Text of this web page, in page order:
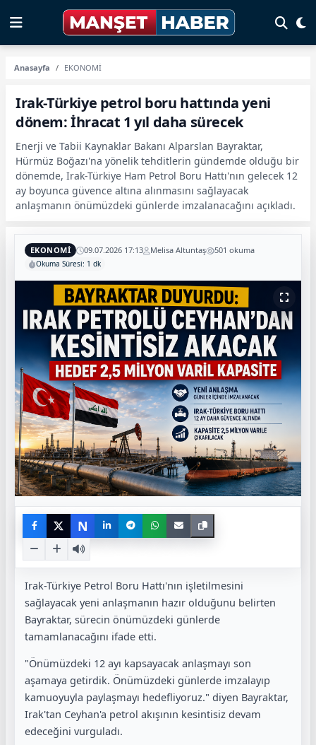
Anasayfa EKONOMİ
Irak-Türkiye petrol boru hattında yeni
dönem: İhracat 1 yıl daha sürecek
Enerji ve Tabii Kaynaklar Bakanı Alparslan Bayraktar,
Hürmüz Boğazı'na yönelik tehditlerin gündemde olduğu bir
dönemde, Irak-Türkiye Ham Petrol Boru Hattı'nın gelecek 12
ay boyunca güvence altına alınmasını sağlayacak
anlaşmanın önümüzdeki günlerde imzalanacağını açıkladı.
EKONOMİ 09.07.2026 17:13 Melisa Altuntaş 501 okuma
Okuma Süresi: 1 dk
N
Irak-Türkiye Petrol Boru Hattı'nın işletilmesini
sağlayacak yeni anlaşmanın hazır olduğunu belirten
Bayraktar, sürecin önümüzdeki günlerde
tamamlanacağını ifade etti.
"Önümüzdeki 12 ayı kapsayacak anlaşmayı son
aşamaya getirdik. Önümüzdeki günlerde imzalayıp
kamuoyuyla paylaşmayı hedefliyoruz." diyen Bayraktar,
Irak'tan Ceyhan'a petrol akışının kesintisiz devam
edeceğini vurguladı.